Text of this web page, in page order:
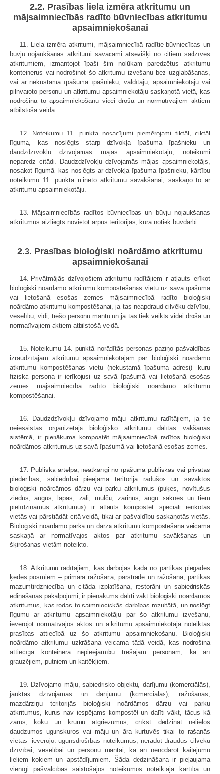
2.2. Prasības liela izmēra atkritumu un
mājsaimniecībās radīto būvniecības atkritumu
apsaimniekošanai
11. Liela izmēra atkritumi, mājsaimniecībā radītie būvniecības un
būvju nojaukšanas atkritumi savācami atsevišķi no citiem sadzīves
atkritumiem, izmantojot īpaši šim nolūkam paredzētus atkritumu
konteinerus vai nodrošinot šo atkritumu izvešanu bez uzglabāšanas,
vai ar nekustamā īpašuma īpašnieku, valdītāju, apsaimniekotāju vai
pilnvaroto personu un atkritumu apsaimniekotāju saskaņotā vietā, kas
nodrošina to apsaimniekošanu videi drošā un normatīvajiem aktiem
atbilstošā veidā.
12. Noteikumu 11. punkta nosacījumi piemērojami tiktāl, ciktāl
līguma, kas noslēgts starp dzīvokļa īpašuma īpašnieku un
daudzdzīvokļu dzīvojamās mājas apsaimniekotāju, noteikumi
neparedz citādi. Daudzdzīvokļu dzīvojamās mājas apsaimniekotājs,
nosakot līgumā, kas noslēgts ar dzīvokļa īpašuma īpašnieku, kārtību
noteikumu 11. punktā minēto atkritumu savākšanai, saskaņo to ar
atkritumu apsaimniekotāju.
13. Mājsaimniecībās radītos būvniecības un būvju nojaukšanas
atkritumus aizliegts novietot ārpus teritorijas, kurā notiek būvdarbi.
2.3. Prasības bioloģiski noārdāmo atkritumu
apsaimniekošanai
14. Privātmājās dzīvojošiem atkritumu radītājiem ir atļauts ierīkot
bioloģiski noārdāmo atkritumu kompostēšanas vietu uz savā īpašumā
vai lietošanā esošas zemes mājsaimniecībā radīto bioloģiski
noārdāmo atkritumu kompostēšanai, ja tas neapdraud cilvēku dzīvību,
veselību, vidi, trešo personu mantu un ja tas tiek veikts videi drošā un
normatīvajiem aktiem atbilstošā veidā.
15. Noteikumu 14. punktā norādītās personas paziņo pašvaldības
izraudzītajam atkritumu apsaimniekotājam par bioloģiski noārdāmo
atkritumu kompostēšanas vietu (nekustamā īpašuma adresi), kuru
fiziska persona ir ierīkojusi uz savā īpašumā vai lietošanā esošas
zemes mājsaimniecībā radīto bioloģiski noārdāmo atkritumu
kompostēšanai.
16. Daudzdzīvokļu dzīvojamo māju atkritumu radītājiem, ja tie
neiesaistās organizētajā bioloģisko atkritumu dalītās vākšanas
sistēmā, ir pienākums kompostēt mājsaimniecībā radītos bioloģiski
noārdāmos atkritumus uz savā īpašumā vai lietošanā esošas zemes.
17. Publiskā ārtelpā, neatkarīgi no īpašuma publiskas vai privātas
piederības, sabiedrībai pieejamā teritorijā radušos un savāktos
bioloģiski noārdāmos dārzu vai parku atkritumus (puķes, novītušus
ziedus, augus, lapas, zāli, mulču, zariņus, augu saknes un tiem
pielīdzināmus atkritumus) ir atļauts kompostēt speciāli ierīkotās
vietās vai pārstrādāt citā veidā, tikai ar pašvaldību saskaņotās vietās.
Bioloģiski noārdāmo parka un dārza atkritumu kompostēšana veicama
saskaņā ar normatīvajos aktos par atkritumu savākšanas un
šķirošanas vietām noteikto.
18. Atkritumu radītājiem, kas darbojas kādā no pārtikas piegādes
ķēdes posmiem – primārā ražošana, pārstrāde un ražošana, pārtikas
mazumtirdzniecība un citāda izplatīšana, restorāni un sabiedriskās
ēdināšanas pakalpojumi, ir pienākums dalīti vākt bioloģiski noārdāmos
atkritumus, kas rodas to saimnieciskās darbības rezultātā, un noslēgt
līgumu ar atkritumu apsaimniekotāju par šo atkritumu izvešanu,
ievērojot normatīvajos aktos un atkritumu apsaimniekotāja noteiktās
prasības attiecībā uz šo atkritumu apsaimniekošanu. Bioloģiski
noārdāmo atkritumu uzkrāšana veicama tādā veidā, kas nodrošina
attiecīgā konteinera nepieejamību trešajām personām, kā arī
grauzējiem, putniem un kaitēkļiem.
19. Dzīvojamo māju, sabiedrisko objektu, darījumu (komerciālās),
jauktas dzīvojamās un darījumu (komerciālās), ražošanas,
mazdārziņu teritorijās bioloģiski noārdāmos dārzu vai parku
atkritumus, kurus nav iespējams kompostēt un dalīti vākt, tādus kā
zarus, koku un krūmu atgriezumus, drīkst dedzināt nelielos
daudzumos ugunskuros vai māju un āra kurtuvēs tikai to rašanās
vietās, ievērojot ugunsdrošības noteikumus, neradot draudus cilvēku
dzīvībai, veselībai un personu mantai, kā arī nenodarot kaitējumu
lieliem kokiem un apstādījumiem. Šāda dedzināšana ir pieļaujama
vienīgi pašvaldības saistošajos noteikumos noteiktajā kārtībā un